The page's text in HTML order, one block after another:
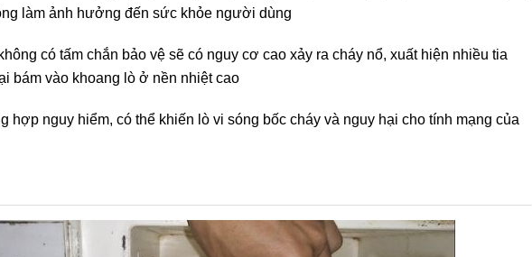
làm ảnh hưởng đến sức khỏe người dùng
có tấm chắn bảo vệ sẽ có nguy cơ cao xảy ra cháy nổ, xuất hiện nhiều tia
bám vào khoang lò ở nền nhiệt cao
hợp nguy hiểm, có thể khiến lò vi sóng bốc cháy và nguy hại cho tính mạng của